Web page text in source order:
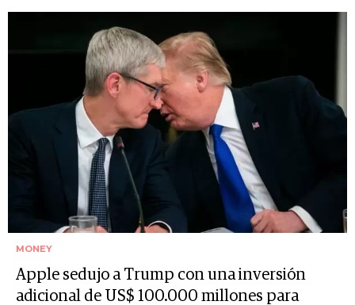
MONEY
Apple sedujo a Trump con una inversión
adicional de US$ 100.000 millones para